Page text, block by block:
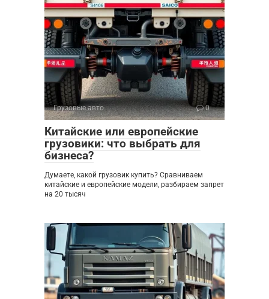
Грузовые авто 0
Китайские или европейские
грузовики: что выбрать для
бизнеса?
Думаете, какой грузовик купить? Сравниваем
китайские и европейские модели, разбираем запрет
на 20 тысяч